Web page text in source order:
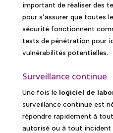
important de réaliser des
pour s’assurer que toutes
sécurité fonctionnent
tests de pénétration pour
vulnérabilités potentielles.
Surveillance continue
Une fois le logiciel de
surveillance continue est
répondre rapidement à
autorisé ou à tout incident